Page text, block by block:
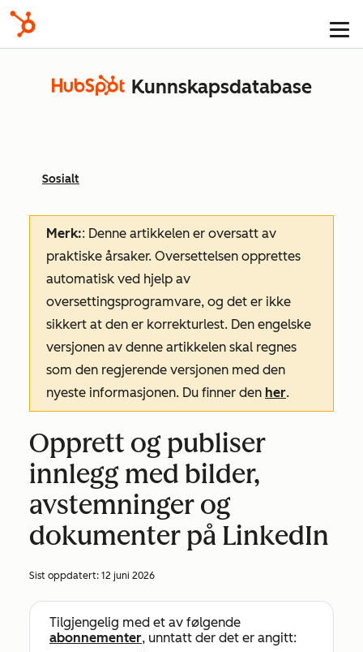
Kunnskapsdatabase
Sosialt
Merk:: Denne artikkelen er oversatt av
praktiske årsaker. Oversettelsen opprettes
automatisk ved hjelp av
oversettingsprogramvare, og det er ikke
sikkert at den er korrekturlest. Den engelske
versjonen av denne artikkelen skal regnes
som den regjerende versjonen med den
nyeste informasjonen. Du finner den her.
Opprett og publiser
innlegg med bilder,
avstemninger og
dokumenter på LinkedIn
Sist oppdatert: 12 juni 2026
Tilgjengelig med et av følgende
abonnementer, unntatt der det er angitt: